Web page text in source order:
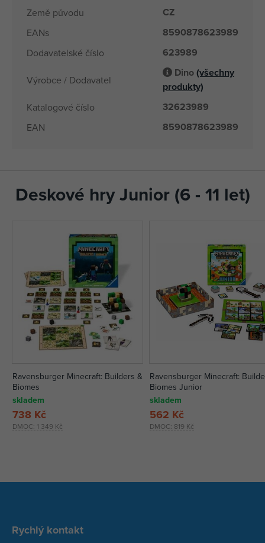
Země původu CZ
EANs 8590878623989
Dodavatelské číslo 623989
Výrobce / Dodavatel
Dino(všechny
produkty)
Katalogové číslo 32623989
EAN 8590878623989
Deskové hry Junior (6 - 11 let)
Ravensburger Minecraft: Builders &
Biomes
skladem
DMOC: 1 349 Kč
738 Kč
Ravensburger Minecraft:
Biomes Junior
skladem
DMOC: 819 Kč
562 Kč
Rychlý kontakt